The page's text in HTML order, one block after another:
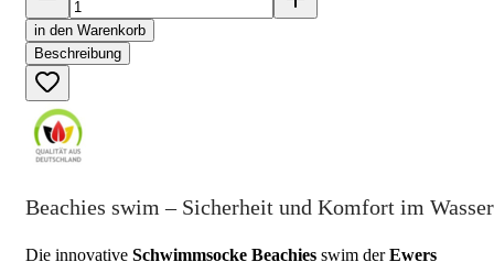
in den Warenkorb
Beschreibung
Beachies swim – Sicherheit und Komfort im Wasser
Die innovative Schwimmsocke Beachies swim derEwers